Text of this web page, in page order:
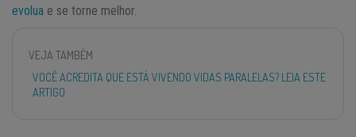
evolua e se torne melhor.
VEJA TAMBÉM
VOCÊ ACREDITA QUE ESTÁ VIVENDO VIDAS PARALELAS? LEIA ESTE
ARTIGO